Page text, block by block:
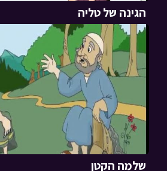
הגינה של טליה
שלמה הקטן